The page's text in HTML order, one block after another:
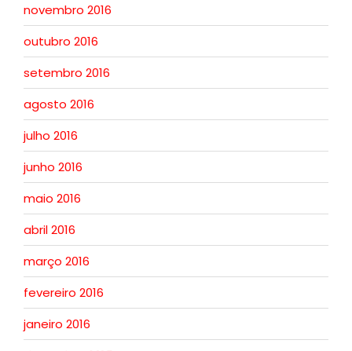
novembro 2016
outubro 2016
setembro 2016
agosto 2016
julho 2016
junho 2016
maio 2016
abril 2016
março 2016
fevereiro 2016
janeiro 2016